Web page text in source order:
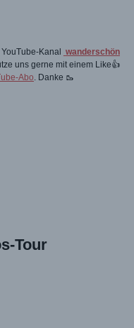
Kanal
wanderschön
uns gerne mit einem Like👍
Abo. Danke 🥾
Tour